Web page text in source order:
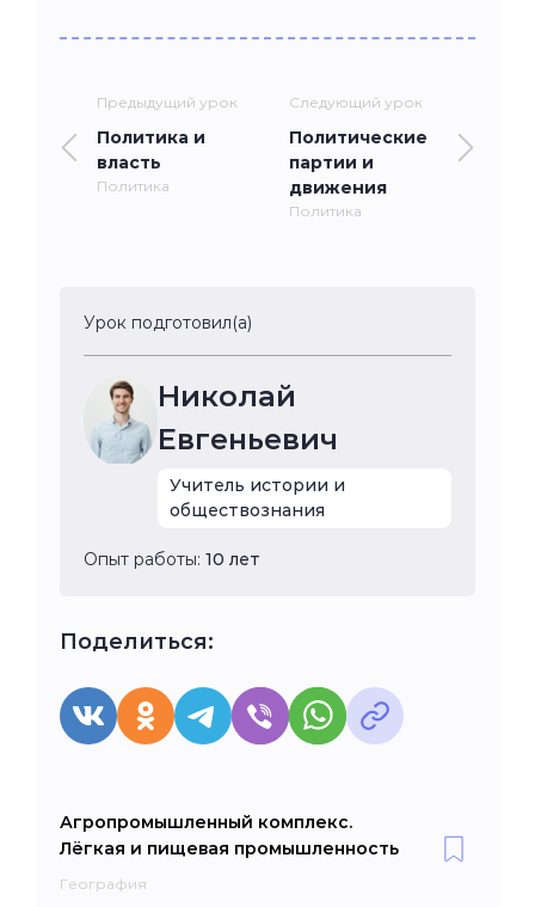
Предыдущий урок
Политика и
власть
Политика
Следующий урок
Политические
партии и
движения
Политика
Урок подготовил(а)
Николай
Евгеньевич
Учитель истории и
обществознания
Опыт работы: 10 лет
Поделиться:
Агропромышленный комплекс.
Лёгкая и пищевая промышленность
География